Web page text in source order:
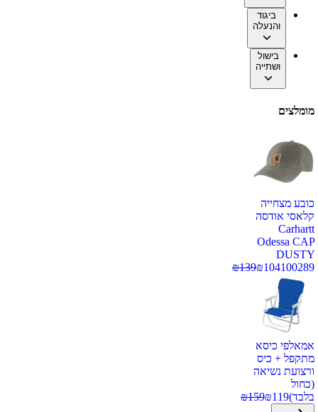
ביגוד
והנעלה
בישול
ושתייה
מומלצים
כובע מצחייה
קלאסי אודסה
Carhartt
Odessa CAP
DUSTY
100289
₪104
₪139
אמאלפי כיסא
מתקפל + כיס
ורצועת נשיאה
(כחול
בלבד)
₪119
₪159